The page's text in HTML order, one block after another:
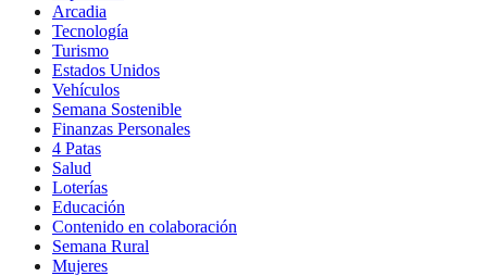
Arcadia
Tecnología
Turismo
Estados Unidos
Vehículos
Semana Sostenible
Finanzas Personales
4 Patas
Salud
Loterías
Educación
Contenido en colaboración
Semana Rural
Mujeres